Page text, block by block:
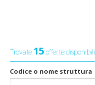
Trovate15offerte disponibili
Codice o nome struttura